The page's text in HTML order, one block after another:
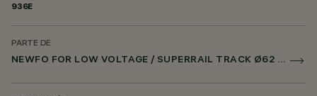
936E
PARTE DE
NEWFO FOR LOW VOLTAGE / SUPERRAIL TRACK Ø62 MM